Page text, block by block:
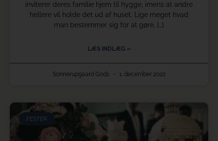
inviterer deres familie hjem til hygge, imens at andre
hellere vil holde det ud af huset. Lige meget hvad
man bestemmer sig for at gøre, […]
LÆS INDLÆG »
Sonnerupgaard Gods 1. december 2022
FESTER